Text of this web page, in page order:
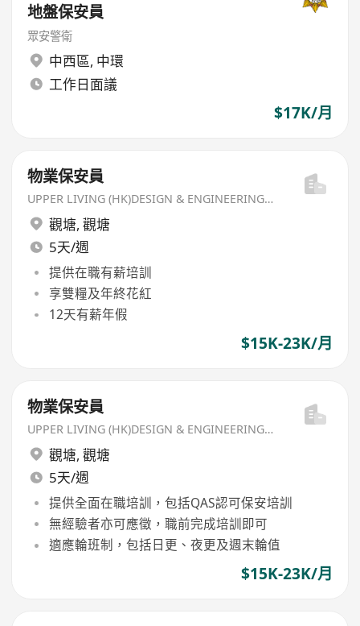
地盤保安員
眾安警衛
中西區, 中環
工作日面議
$17K/月
物業保安員
UPPER LIVING (HK)DESIGN & ENGINEERING LIMITED
觀塘, 觀塘
5天/週
提供在職有薪培訓
享雙糧及年終花紅
12天有薪年假
$15K-23K/月
物業保安員
UPPER LIVING (HK)DESIGN & ENGINEERING LIMITED
觀塘, 觀塘
5天/週
提供全面在職培訓，包括QAS認可保安培訓
無經驗者亦可應徵，職前完成培訓即可
適應輪班制，包括日更、夜更及週末輪值
$15K-23K/月